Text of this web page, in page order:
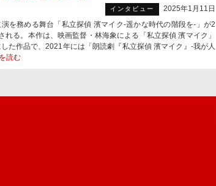
インタビュー
2025年1月11日
を務める舞台「私立探偵 濱マイク-遥かな時代の階段を-」が2
れる。本作は、映画監督・林海象による「私立探偵 濱マイク」
た作品で、2021年には「朗読劇『私立探偵 濱マイク』-我が人
読む